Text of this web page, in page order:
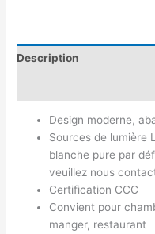
Description
Design moderne,
Sources de lumière
blanche pure par
veuillez nous
Certification CCC
Convient pour
manger, restaurant